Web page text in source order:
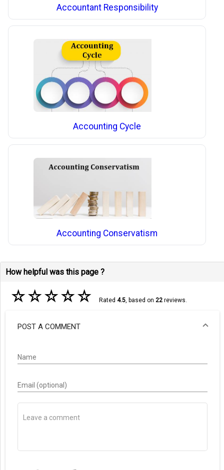
Accountant Responsibility
Accounting Cycle
Accounting Conservatism
How helpful was this page ?
☆☆☆☆☆ Rated 4.5, based on 22reviews.
POST A COMMENT
Name
Email (optional)